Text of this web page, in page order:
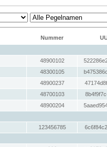
Nummer
48900102
48300105
48900237
48700103
48900204
123456785